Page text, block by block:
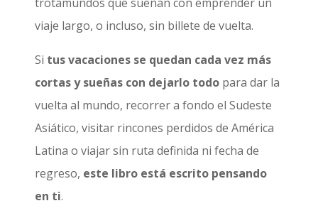
viaje largo, o incluso, sin billete de vuelta.
Si tus vacaciones se quedan cada vez más
cortas y sueñas con dejarlo todopara dar la
vuelta al mundo, recorrer a fondo el Sudeste
Asiático, visitar rincones perdidos de América
Latina o viajar sin ruta definida ni fecha de
regreso, este libro está escrito pensando
en ti.